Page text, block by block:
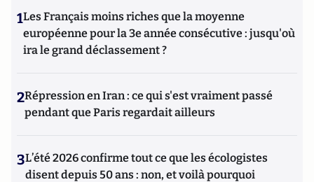
1Les Français moins riches que la moyenne
européenne pour la 3e année consécutive : jusqu'où
ira le grand déclassement ?
2Répression en Iran : ce qui s'est vraiment passé
pendant que Paris regardait ailleurs
3L’été 2026 confirme tout ce que les écologistes
disent depuis 50 ans : non, et voilà pourquoi